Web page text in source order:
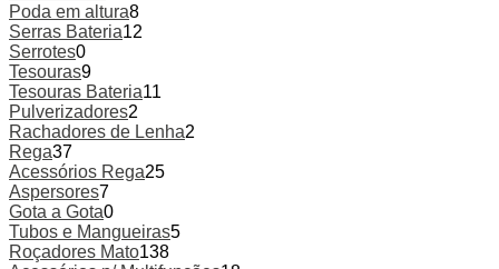
Poda em altura8
Serras Bateria12
Serrotes0
Tesouras9
Tesouras Bateria11
Pulverizadores2
Rachadores de Lenha2
Rega37
Acessórios Rega25
Aspersores7
Gota a Gota0
Tubos e Mangueiras5
Roçadores Mato138